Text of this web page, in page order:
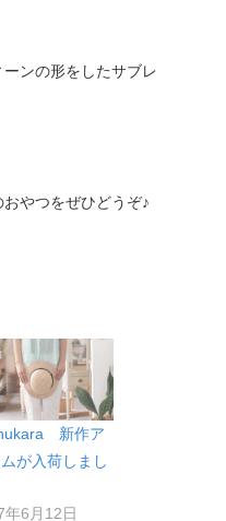
ンの形をしたサブレ
やつをぜひどうぞ♪
新作ア
が入荷しまし
年6月12日